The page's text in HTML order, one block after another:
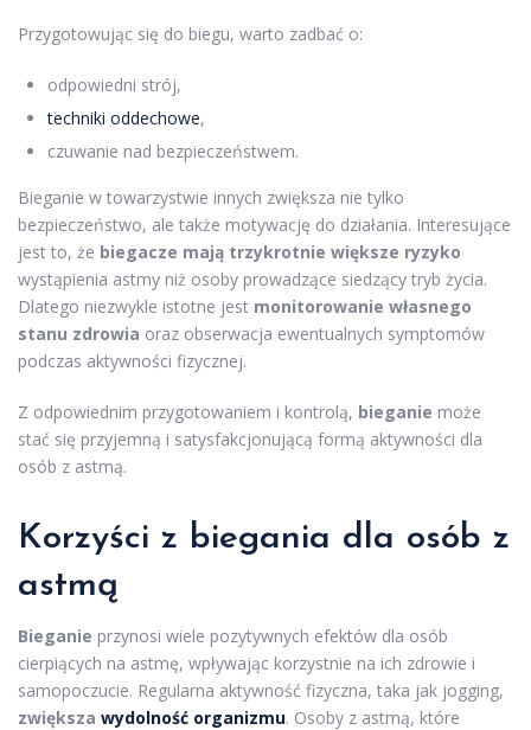
Przygotowując się do biegu, warto zadbać o:
odpowiedni strój,
techniki oddechowe,
czuwanie nad bezpieczeństwem.
Bieganie w towarzystwie innych zwiększa nie tylko
bezpieczeństwo, ale także motywację do działania. Interesujące
jest to, że biegacze mają trzykrotnie większe ryzyko
wystąpienia astmy niż osoby prowadzące siedzący tryb życia.
Dlatego niezwykle istotne jest monitorowanie własnego
stanu zdrowia oraz obserwacja ewentualnych symptomów
podczas aktywności fizycznej.
Z odpowiednim przygotowaniem i kontrolą, bieganie może
stać się przyjemną i satysfakcjonującą formą aktywności dla
osób z astmą.
Korzyści z biegania dla osób z
astmą
Bieganie przynosi wiele pozytywnych efektów dla osób
cierpiących na astmę, wpływając korzystnie na ich zdrowie i
samopoczucie. Regularna aktywność fizyczna, taka jak jogging,
zwiększa wydolność organizmu. Osoby z astmą, które